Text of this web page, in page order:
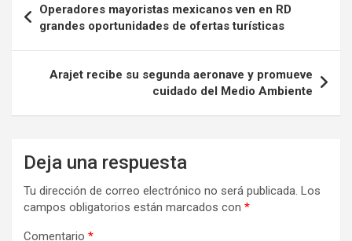
de
entradas
Operadores mayoristas mexicanos ven en RD
grandes oportunidades de ofertas turísticas
Arajet recibe su segunda aeronave y promueve
cuidado del Medio Ambiente
Deja una respuesta
Tu dirección de correo electrónico no será publicada. Los
campos obligatorios están marcados con *
Comentario *